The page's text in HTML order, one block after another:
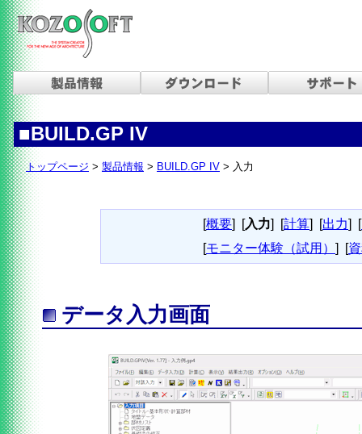
■BUILD.GP IV
トップページ > 製品情報 > BUILD.GP IV > 入力
[概要] [入力] [計算] [出力] [
[モニター体験（試用） ] [
データ入力画面